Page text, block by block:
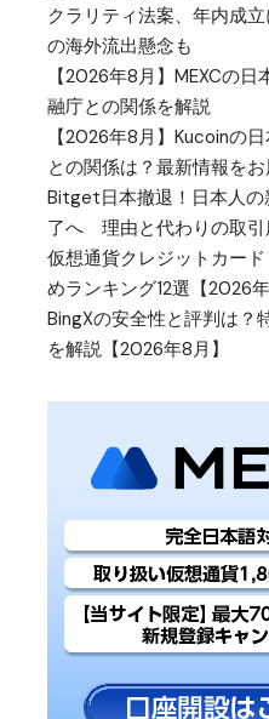
クラリティ法案、年内成
の海外流出懸念も
【2026年8月】MEXCの
融庁との関係を解説
【2026年8月】Kucoinの
との関係は？最新情報を
Bitget日本撤退！日本人
了へ 理由と代わりの取引
仮想通貨クレジットカー
めランキング12選【2026年
BingXの安全性と評判は？
を解説【2026年8月】